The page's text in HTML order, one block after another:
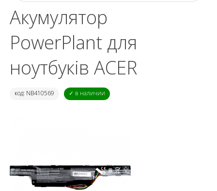
Акумулятор
PowerPlant для
ноутбуків ACER
код: NB410569 ✓ в наличии